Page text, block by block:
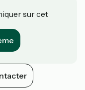
sur cet